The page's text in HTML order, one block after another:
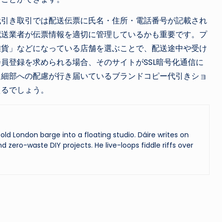
き取引では配送伝票に氏名・住所・電話番号が記載され
業者が伝票情報を適切に管理しているかも重要です。プ
」などになっている店舗を選ぶことで、配送途中や受け
登録を求められる場合、そのサイトがSSL暗号化通信に
部への配慮が行き届いているブランドコピー代引きショ
でしょう。
London barge into a floating studio. Dáire writes on
zero-waste DIY projects. He live-loops fiddle riffs over